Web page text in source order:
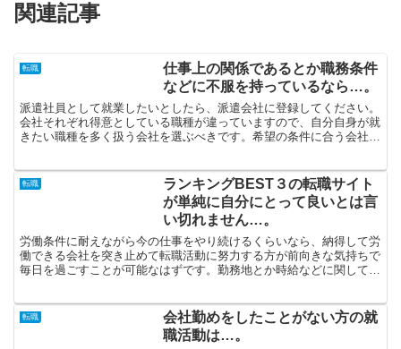
関連記事
転職
仕事上の関係であるとか職務条件
などに不服を持っているなら…。
派遣社員として就業したいとしたら、派遣会社に登録してください。
会社それぞれ得意としている職種が違っていますので、自分自身が就
きたい職種を多く扱う会社を選ぶべきです。希望の条件に合う会社に
転職
ランキングBEST３の転職サイト
が単純に自分にとって良いとは言
い切れません…。
労働条件に耐えながら今の仕事をやり続けるくらいなら、納得して労
働できる会社を突き止めて転職活動に努力する方が前向きな気持ちで
毎日を過ごすことが可能なはずです。勤務地とか時給などに関してご
転職
会社勤めをしたことがない方の就
職活動は…。